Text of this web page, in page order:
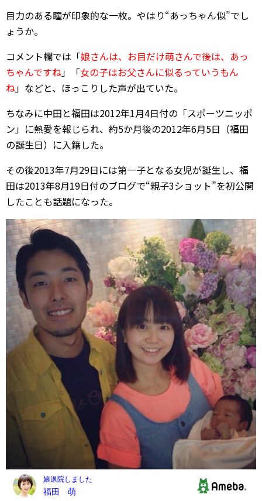
目力のある瞳が印象的な一枚。やはり“あっちゃん似”でし
ょうか。
コメント欄では「娘さんは、お目だけ萌さんで後は、あっ
ちゃんですね」「女の子はお父さんに似るっていうもん
ね」などと、ほっこりした声が出ていた。
ちなみに中田と福田は2012年1月4日付の「スポーツニッポ
ン」に熱愛を報じられ、約5か月後の2012年6月5日（福田
の誕生日）に入籍した。
その後2013年7月29日には第一子となる女児が誕生し、福
田は2013年8月19日付のブログで“親子3ショット”を初公開
したことも話題になった。